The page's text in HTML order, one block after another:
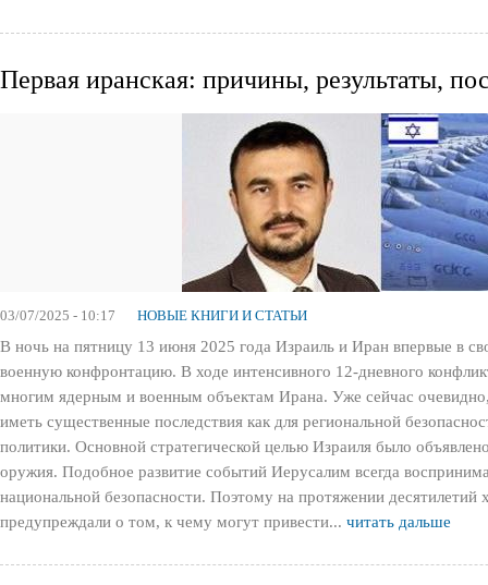
Первая иранская: причины, результаты,
03/07/2025 - 10:17 НОВЫЕ КНИГИ И СТАТЬИ
В ночь на пятницу 13 июня 2025 года Израиль и Иран впервые в
военную конфронтацию. В ходе интенсивного 12-дневного
многим ядерным и военным объектам Ирана. Уже сейчас
иметь существенные последствия как для региональной
политики. Основной стратегической целью Израиля было
оружия. Подобное развитие событий Иерусалим всегда
национальной безопасности. Поэтому на протяжении
предупреждали о том, к чему могут привести... читать дальше